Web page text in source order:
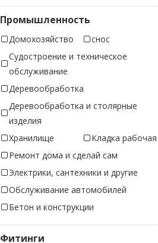
Промышленность
Домохозяйство
снос
Судостроение и техническое
обслуживание
Деревообработка
Деревообработка и столярные
изделия
Хранилище
Кладка рабочая
Ремонт дома и сделай сам
Электрики, сантехники и другие
Обслуживание автомобилей
Бетон и конструкции
Фитинги